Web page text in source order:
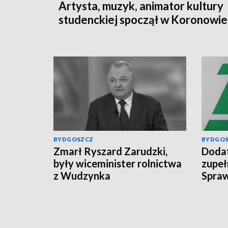
Artysta, muzyk, animator kultury
studenckiej spoczął w Koronowie
BYDGOSZCZ
Zmarł Ryszard Zarudzki,
były wiceminister rolnictwa
z Wudzynka